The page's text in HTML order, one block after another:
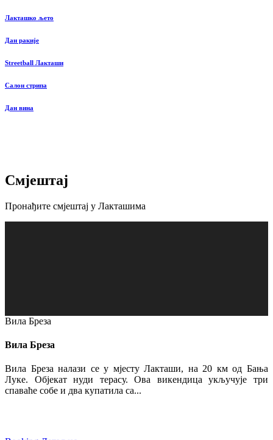
Лакташко љето
Дан ракије
Streetball Лакташи
Салон стрипа
Дан вина
Смјештај
Пронађите смјештај у Лакташима
Вила Бреза
Вила Бреза
Вила Бреза налази се у мјесту Лакташи, на 20 км од Бања
Луке. Објекат нуди терасу. Ова викендица укључује три
спаваће собе и два купатила са...